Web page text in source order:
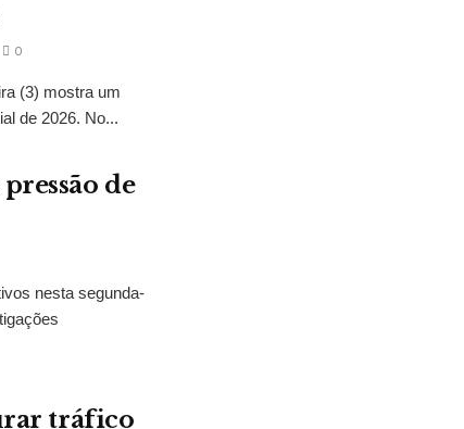
0
(3) mostra um
de 2026. No...
de
nesta segunda-
tráfico